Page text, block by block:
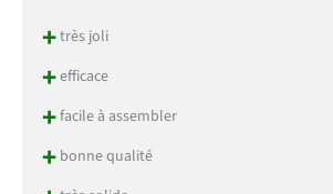
+très joli
+efficace
+facile à assembler
+bonne qualité